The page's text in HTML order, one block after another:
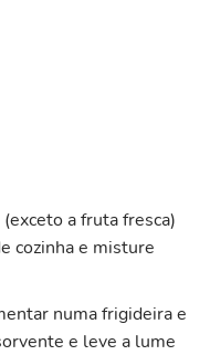
a fruta fresca)
cozinha e misture
numa frigideira e
e leve a lume